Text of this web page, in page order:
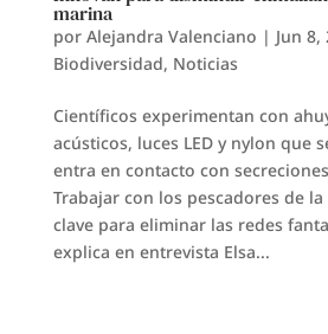
marina
por Alejandra Valenciano | Jun 8,
Biodiversidad, Noticias
Científicos experimentan con
acústicos, luces LED y nylon que
entra en contacto con
Trabajar con los pescadores de
clave para eliminar las redes
explica en entrevista Elsa...